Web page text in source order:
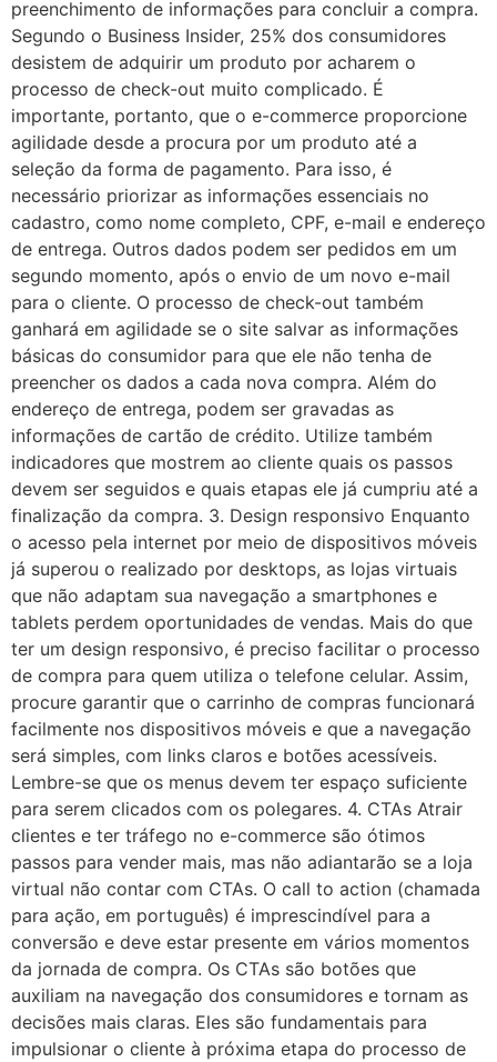
preenchimento de informações para concluir a compra.
Segundo o Business Insider, 25% dos consumidores
desistem de adquirir um produto por acharem o
processo de check-out muito complicado. É
importante, portanto, que o e-commerce proporcione
agilidade desde a procura por um produto até a
seleção da forma de pagamento. Para isso, é
necessário priorizar as informações essenciais no
cadastro, como nome completo, CPF, e-mail e endereço
de entrega. Outros dados podem ser pedidos em um
segundo momento, após o envio de um novo e-mail
para o cliente. O processo de check-out também
ganhará em agilidade se o site salvar as informações
básicas do consumidor para que ele não tenha de
preencher os dados a cada nova compra. Além do
endereço de entrega, podem ser gravadas as
informações de cartão de crédito. Utilize também
indicadores que mostrem ao cliente quais os passos
devem ser seguidos e quais etapas ele já cumpriu até a
finalização da compra. 3. Design responsivo Enquanto
o acesso pela internet por meio de dispositivos móveis
já superou o realizado por desktops, as lojas virtuais
que não adaptam sua navegação a smartphones e
tablets perdem oportunidades de vendas. Mais do que
ter um design responsivo, é preciso facilitar o processo
de compra para quem utiliza o telefone celular. Assim,
procure garantir que o carrinho de compras funcionará
facilmente nos dispositivos móveis e que a navegação
será simples, com links claros e botões acessíveis.
Lembre-se que os menus devem ter espaço suficiente
para serem clicados com os polegares. 4. CTAs Atrair
clientes e ter tráfego no e-commerce são ótimos
passos para vender mais, mas não adiantarão se a loja
virtual não contar com CTAs. O call to action (chamada
para ação, em português) é imprescindível para a
conversão e deve estar presente em vários momentos
da jornada de compra. Os CTAs são botões que
auxiliam na navegação dos consumidores e tornam as
decisões mais claras. Eles são fundamentais para
impulsionar o cliente à próxima etapa do processo de